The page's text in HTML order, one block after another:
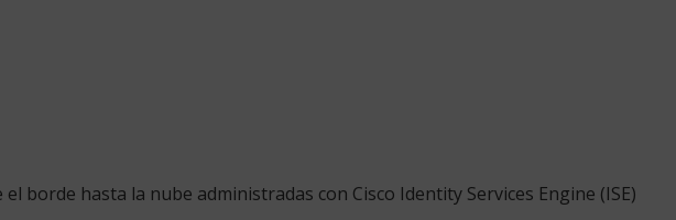
borde hasta la nube administradas con Cisco Identity Services Engine (ISE)